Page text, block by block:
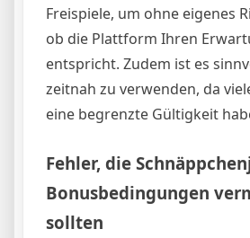
Freispiele, um ohne eigenes
ob die Plattform Ihren
entspricht. Zudem ist es
zeitnah zu verwenden, da
eine begrenzte Gültigkeit
Fehler, die
Bonusbedingungen
sollten